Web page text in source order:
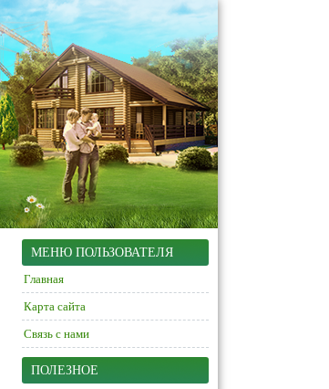
МЕНЮ ПОЛЬЗОВАТЕЛЯ
Главная
Карта сайта
Связь с нами
ПОЛЕЗНОЕ